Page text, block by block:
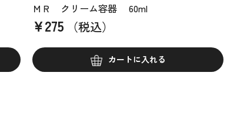
ＭＲ クリーム容器 60ml
¥275 （税込）
カートに入れる